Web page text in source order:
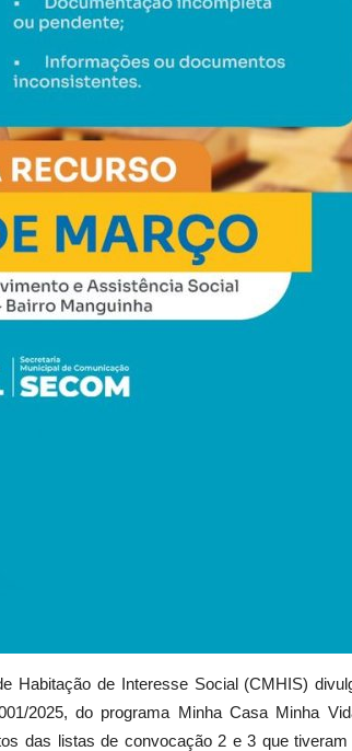
Habitação de Interesse Social (CMHIS)
2025, do programa Minha Casa Minha
das listas de convocação 2 e 3 que